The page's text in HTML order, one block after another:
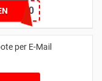
per E-Mail